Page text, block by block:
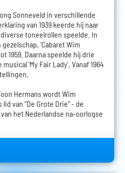
Sonneveld in verschillende
van 1939 keerde hij naar
toneelrollen speelde. In
'Cabaret Wim
1959. Daarna speelde hij drie
'My Fair Lady'. Vanaf 1964
Hermans wordt Wim
van "De Grote Drie" - de
het Nederlandse na-oorlogse